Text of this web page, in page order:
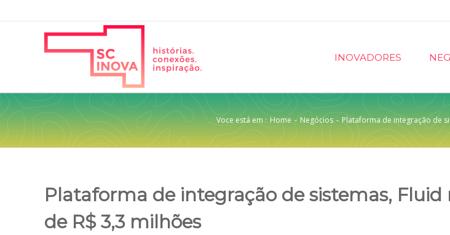
INOVADORES
Voce está em : Home - Negócios - Plataforma de integração de
Plataforma de integração de sistemas, Fluid
de R$ 3,3 milhões